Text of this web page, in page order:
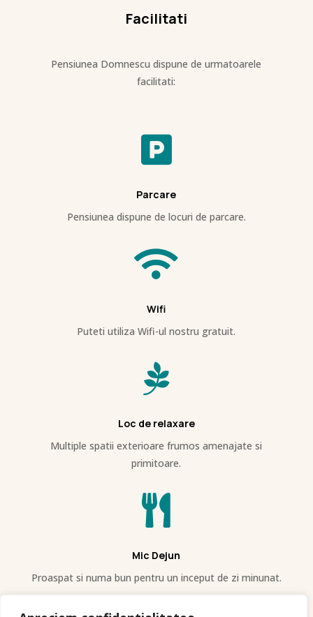
Facilitati
Pensiunea Domnescu dispune de urmatoarele
facilitati:

Parcare
Pensiunea dispune de locuri de parcare.

Wifi
Puteti utiliza Wifi-ul nostru gratuit.

Loc de relaxare
Multiple spatii exterioare frumos amenajate si
primitoare.

Mic Dejun
Proaspat si numa bun pentru un inceput de zi minunat.